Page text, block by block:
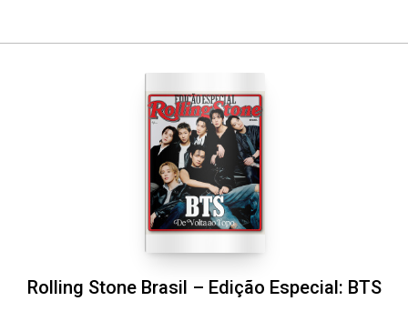
Rolling Stone Brasil – Edição Especial: BTS